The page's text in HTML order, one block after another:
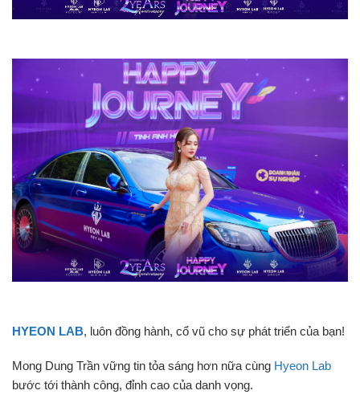
HYEON LAB, luôn đồng hành, cổ vũ cho sự phát triển của bạn!
Mong Dung Trần vững tin tỏa sáng hơn nữa cùng Hyeon Lab
bước tới thành công, đỉnh cao của danh vọng.